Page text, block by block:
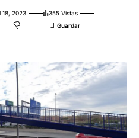
18, 2023
355 Vistas